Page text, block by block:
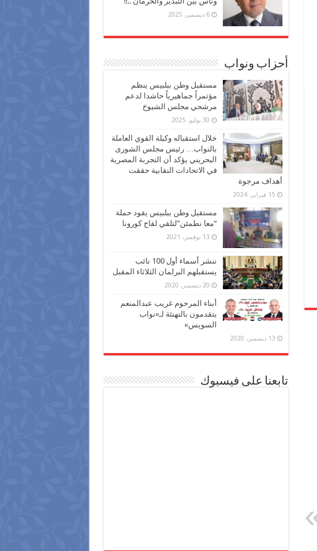
6 ديسمبر، 2025
أحزاب ونواب
مستقبل وطن ببلبيس ينظم
مؤتمراً جماهيرياً حاشدا لدعم
مرشحي مجلس الشيوخ
30 يوليو، 2025
خلال استقباله وكيلة القوي العاملة
بالنواب… رئيس مجلس الشورى
البحريني يؤكد أن التجربة المصرية
في الاتحادات النقابية حققت
أهداف مرجوة
15 فبراير، 2024
مستقبل وطن ببلبيس يقود حملة
“معا نطمئن”لتلقي لقاح كورونا
13 نوفمبر، 2021
ننشر أسماء أول 100 نائب
يستقبلهم البرلمان الثلاثاء المقبل
20 ديسمبر، 2020
أبناء المرحوم غريب عبدالمنعم
يتقدمون بالتهنئة لـ«نواب
السويس»
13 ديسمبر، 2020
تابعنا على فيسبوك